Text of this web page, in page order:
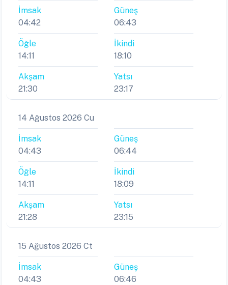
İmsak
04:42
Güneş
06:43
Öğle
14:11
İkindi
18:10
Akşam
21:30
Yatsı
23:17
14 Ağustos 2026 Cu
İmsak
04:43
Güneş
06:44
Öğle
14:11
İkindi
18:09
Akşam
21:28
Yatsı
23:15
15 Ağustos 2026 Ct
İmsak
04:43
Güneş
06:46